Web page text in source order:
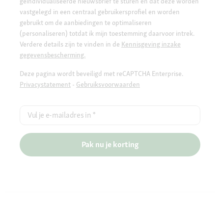
vastgelegd in een centraal gebruikersprofiel en worden
gebruikt om de aanbiedingen te optimaliseren
(personaliseren) totdat ik mijn toestemming daarvoor intrek.
Verdere details zijn te vinden in de Kennisgeving inzake
gegevensbescherming.
Deze pagina wordt beveiligd met reCAPTCHA Enterprise.
Privacystatement - Gebruiksvoorwaarden
Vul je e-mailadres in *
Pak nu je korting